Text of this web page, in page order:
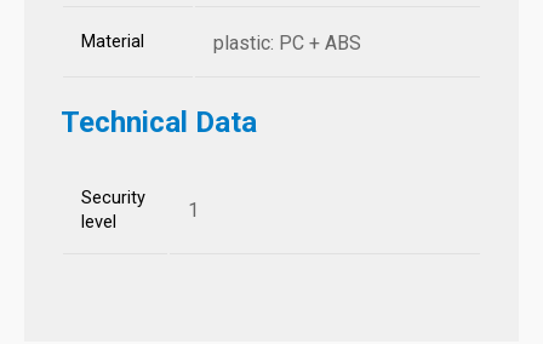
Material plastic: PC + ABS
Technical Data
Security
level
1